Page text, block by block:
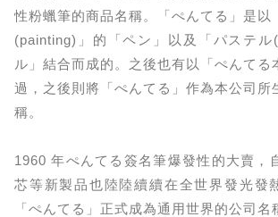
性粉蠟筆的商品名稱。「ぺんてる」是以
(painting)」的「ペン」以及「パステル
ル」結合而成的。之後也有以「ぺんてる
過，之後則將「ぺんてる」作為本公司所
稱。
1960 年ぺんてる簽名筆爆發性的大賣，
芯等新製品也陸陸續續在全世界發光發
「ぺんてる」正式成為通用世界的公司名